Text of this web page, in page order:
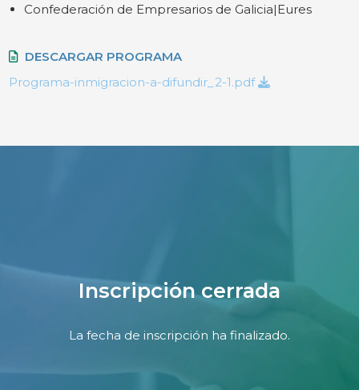
Confederación de Empresarios de Galicia|Eures
DESCARGAR PROGRAMA
Programa-inmigracion-a-difundir_2-1.pdf
Inscripción cerrada
La fecha de inscripción ha finalizado.